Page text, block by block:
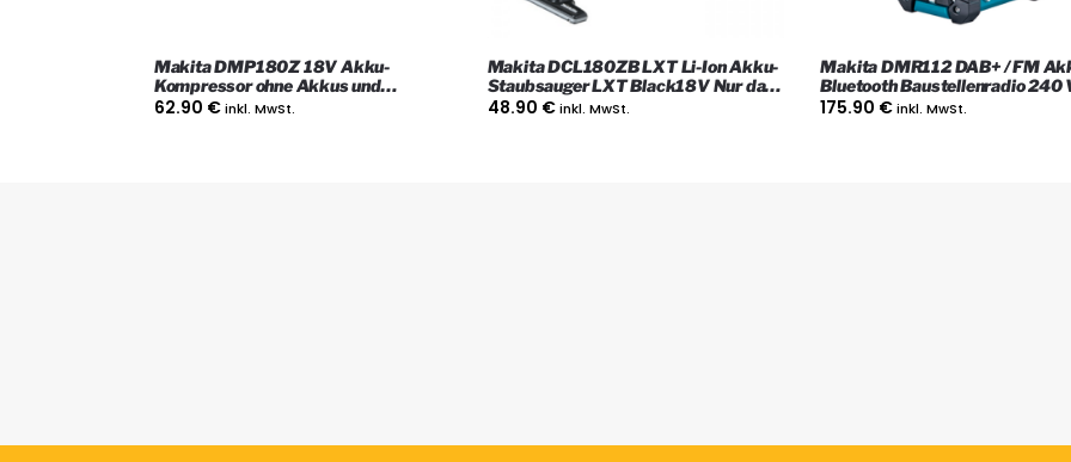
Makita DMP180Z 18V Akku-
Kompressor ohne Akkus und
Ladegerät
62.90 €inkl. MwSt.
Makita DCL180ZB LXT Li-Ion Akku-
Staubsauger LXT Black18V Nur das
Gerät
48.90 € inkl. MwSt.
Makita DMR112 DAB+ / FM Akku-
Bluetooth Baustellenradio 240
das Gerät
175.90 € inkl. MwSt.